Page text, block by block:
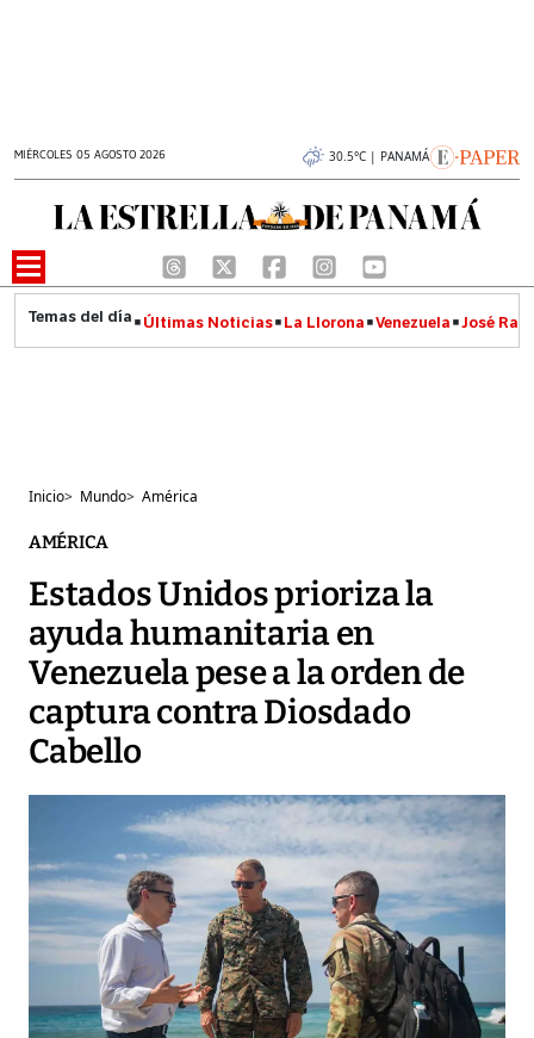
MIÉRCOLES 05 AGOSTO 2026 30.5°C | PANAMÁ
Últimas Noticias La Llorona Venezuela José
Inicio> Mundo> América
AMÉRICA
Estados Unidos prioriza la
ayuda humanitaria en
Venezuela pese a la orden de
captura contra Diosdado
Cabello